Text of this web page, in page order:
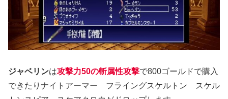
ジャベリンは攻撃力50の斬属性攻撃で800ゴールドで購入
できたりナイトアーマー フライングスケルトン スケル